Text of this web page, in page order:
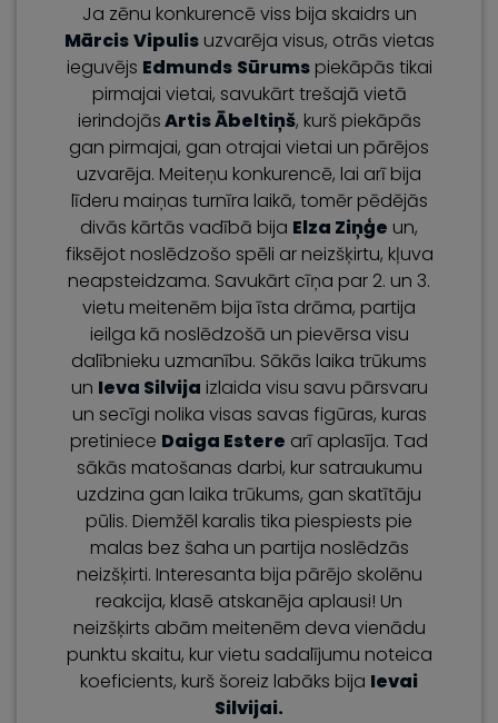
Ja zēnu konkurencē viss bija skaidrs un
MārcisVipulisuzvarēja visus, otrās vietas
ieguvējs Edmunds Sūrumspiekāpās tikai
pirmajai vietai, savukārt trešajā vietā
ierindojāsArtis Ābeltiņš, kurš piekāpās
gan pirmajai, gan otrajai vietai un pārējos
uzvarēja. Meiteņu konkurencē, lai arī bija
līderu maiņas turnīra laikā, tomēr pēdējās
divās kārtās vadībā bija Elza Ziņģe un,
fiksējot noslēdzošo spēli ar neizšķirtu, kļuva
neapsteidzama. Savukārt cīņa par 2. un 3.
vietu meitenēm bija īsta drāma, partija
ieilga kā noslēdzošā un pievērsa visu
dalībnieku uzmanību. Sākās laika trūkums
un Ieva Silvija izlaida visu savu pārsvaru
un secīgi nolika visas savas figūras, kuras
pretiniece Daiga Estere arī aplasīja. Tad
sākās matošanas darbi, kur satraukumu
uzdzina gan laika trūkums, gan skatītāju
pūlis. Diemžēl karalis tika piespiests pie
malas bez šaha un partija noslēdzās
neizšķirti. Interesanta bija pārējo skolēnu
reakcija, klasē atskanēja aplausi! Un
neizšķirts abām meitenēm deva vienādu
punktu skaitu, kur vietu sadalījumu noteica
koeficients, kurš šoreiz labāks bija Ievai
Silvijai.